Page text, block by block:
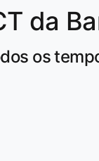
da
os